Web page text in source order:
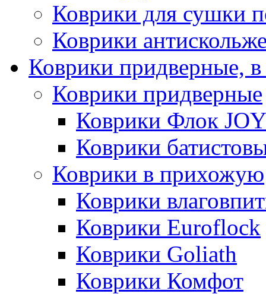
Коврики для сушки
Коврики
Коврики придверные,
Коврики придверные
Коврики Флок
Коврики
Коврики в прихожую
Коврики
Коврики Euroflock
Коврики Goliath
Коврики Комфот